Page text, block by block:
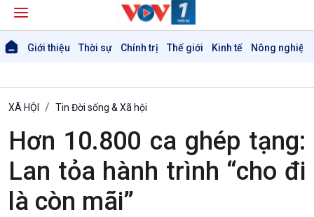
Giới thiệu Thời sự Chính trị Thế giới Kinh tế Nông nghiệp
XÃ HỘI Tin Đời sống & Xã hội
Hơn 10.800 ca ghép tạng:
Lan tỏa hành trình “cho đi
là còn mãi”